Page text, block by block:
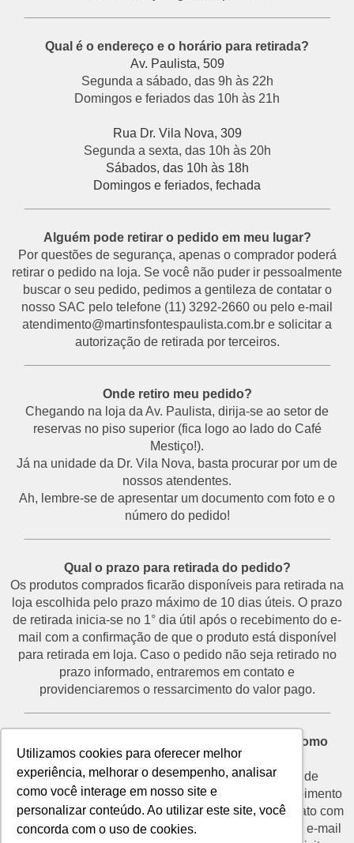
Utilizamos cookies para oferecer melhor
experiência, melhorar o desempenho, analisar
como você interage em nosso site e
personalizar conteúdo. Ao utilizar este site, você
concorda com o uso de cookies.
Qual é o endereço e o horário para retirada?
Av. Paulista, 509
Segunda a sábado, das 9h às 22h
Domingos e feriados das 10h às 21h
Rua Dr. Vila Nova, 309
Segunda a sexta, das 10h às 20h
Sábados, das 10h às 18h
Domingos e feriados, fechada
Alguém pode retirar o pedido em meu lugar?
Por questões de segurança, apenas o comprador poderá
retirar o pedido na loja. Se você não puder ir pessoalmente
buscar o seu pedido, pedimos a gentileza de contatar o
nosso SAC pelo telefone (11) 3292-2660 ou pelo e-mail
atendimento@martinsfontespaulista.com.br e solicitar a
autorização de retirada por terceiros.
Onde retiro meu pedido?
Chegando na loja da Av. Paulista, dirija-se ao setor de
reservas no piso superior (fica logo ao lado do Café
Mestiço!).
Já na unidade da Dr. Vila Nova, basta procurar por um de
nossos atendentes.
Ah, lembre-se de apresentar um documento com foto e o
número do pedido!
Qual o prazo para retirada do pedido?
Os produtos comprados ficarão disponíveis para retirada na
loja escolhida pelo prazo máximo de 10 dias úteis. O prazo
de retirada inicia-se no 1° dia útil após o recebimento do e-
mail com a confirmação de que o produto está disponível
para retirada em loja. Caso o pedido não seja retirado no
prazo informado, entraremos em contato e
providenciaremos o ressarcimento do valor pago.
Desisti do pedido e não vou retirá-lo na loja. Como
proceder?
O prazo para devolução de produtos por motivo de
desistência é de até 7 dias corridos a partir do recebimento
do e-mail de confirmação de retirada. Entre em contato com
o nosso SAC através do telefone (11) 3292-2660 ou e-mail